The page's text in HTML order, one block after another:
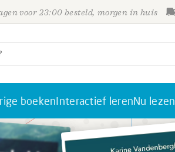
voor 23:00 besteld, morgen in huis
boekenInteractief lerenNu lezen